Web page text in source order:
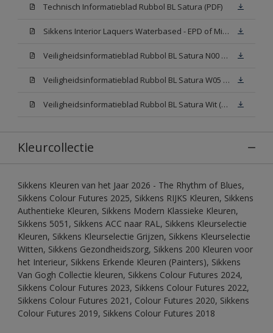
Technisch Informatieblad Rubbol BL Satura (PDF)
Sikkens Interior Laquers Waterbased - EPD of Milieuproductverklaring
Veiligheidsinformatieblad Rubbol BL Satura N00 (MSDS)
Veiligheidsinformatieblad Rubbol BL Satura W05 (MSDS)
Veiligheidsinformatieblad Rubbol BL Satura Wit (MSDS)
Kleurcollectie
Sikkens Kleuren van het Jaar 2026 - The Rhythm of Blues,
Sikkens Colour Futures 2025, Sikkens RIJKS Kleuren, Sikkens
Authentieke Kleuren, Sikkens Modern Klassieke Kleuren,
Sikkens 5051, Sikkens ACC naar RAL, Sikkens Kleurselectie
Kleuren, Sikkens Kleurselectie Grijzen, Sikkens Kleurselectie
Witten, Sikkens Gezondheidszorg, Sikkens 200 Kleuren voor
het Interieur, Sikkens Erkende Kleuren (Painters), Sikkens
Van Gogh Collectie kleuren, Sikkens Colour Futures 2024,
Sikkens Colour Futures 2023, Sikkens Colour Futures 2022,
Sikkens Colour Futures 2021, Colour Futures 2020, Sikkens
Colour Futures 2019, Sikkens Colour Futures 2018